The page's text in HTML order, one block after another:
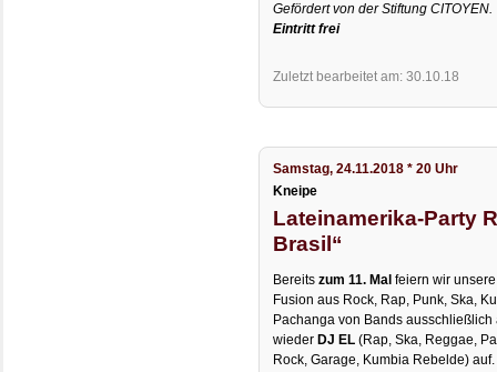
Gefördert von der Stiftung CITOYEN.
Eintritt frei
Zuletzt bearbeitet am: 30.10.18
Samstag, 24.11.2018 * 20 Uhr
Kneipe
Lateinamerika-Party
Brasil“
Bereitszum 11. Mal feiern wir
Fusion aus Rock, Rap, Punk, Ska,
Pachanga von Bands
wieder DJ EL (Rap, Ska, Reggae,
Rock, Garage, Kumbia Rebelde) auf.